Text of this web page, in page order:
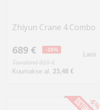
Zhiyun Crane 4 Combo
689 € -16%
Tavahind 819 €
Kuumakse al. 23,48 €
Laos
-6%